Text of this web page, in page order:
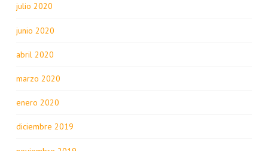
julio 2020
junio 2020
abril 2020
marzo 2020
enero 2020
diciembre 2019